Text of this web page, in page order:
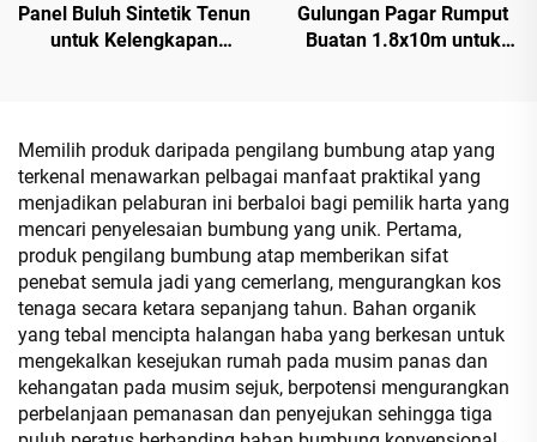
Panel Buluh Sintetik Tenun
untuk Kelengkapan
Gulungan Pagar Rumput
Buatan 1.8x10m untuk
Memilih produk daripada pengilang bumbung atap yang
terkenal menawarkan pelbagai manfaat praktikal yang
menjadikan pelaburan ini berbaloi bagi pemilik harta yang
mencari penyelesaian bumbung yang unik. Pertama,
produk pengilang bumbung atap memberikan sifat
penebat semula jadi yang cemerlang, mengurangkan kos
tenaga secara ketara sepanjang tahun. Bahan organik
yang tebal mencipta halangan haba yang berkesan untuk
mengekalkan kesejukan rumah pada musim panas dan
kehangatan pada musim sejuk, berpotensi mengurangkan
perbelanjaan pemanasan dan penyejukan sehingga tiga